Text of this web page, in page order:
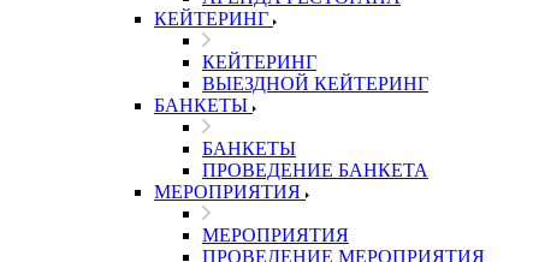
КЕЙТЕРИНГ
КЕЙТЕРИНГ
ВЫЕЗДНОЙ КЕЙТЕРИНГ
БАНКЕТЫ
БАНКЕТЫ
ПРОВЕДЕНИЕ БАНКЕТА
МЕРОПРИЯТИЯ
МЕРОПРИЯТИЯ
ПРОВЕДЕНИЕ МЕРОПРИЯТИЯ